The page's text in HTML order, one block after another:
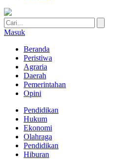
Masuk
Beranda
Peristiwa
Agraria
Daerah
Pemerintahan
Opini
Pendidikan
Hukum
Ekonomi
Olahraga
Pendidikan
Hiburan